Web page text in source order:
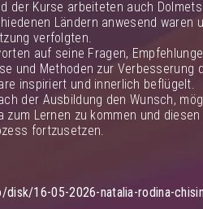
der Kurse arbeiteten auch
Ländern anwesend waren
verfolgten.
auf seine Fragen,
und Methoden zur Verbesserung
inspiriert und innerlich beflügelt.
der Ausbildung den Wunsch,
zum Lernen zu kommen und diesen
fortzusetzen.
16-05-2026-natalia-rodina-